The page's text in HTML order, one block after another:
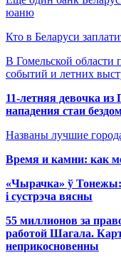
юаню
Кто в Беларуси
В Гомельской
событий и летних
11-летняя девочка
нападения стаи
Названы лучшие
Время и камни: как
«Чырачка» ў
і сустрэча вясны
55 миллионов за
работой Шагала.
неприкосновенны